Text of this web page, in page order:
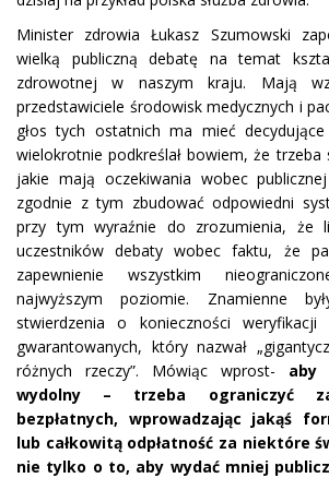
Minister zdrowia Łukasz Szumowski
wielką publiczną debatę na temat
zdrowotnej w naszym kraju. Mają
przedstawiciele środowisk medycznych i
głos tych ostatnich ma mieć
wielokrotnie podkreślał bowiem, że trzeba
jakie mają oczekiwania wobec
zgodnie z tym zbudować odpowiedni
przy tym wyraźnie do zrozumienia, że
uczestników debaty wobec faktu, że
zapewnienie wszystkim
najwyższym poziomie. Znamienne
stwierdzenia o konieczności weryfikacji
gwarantowanych, który nazwał
różnych rzeczy”. Mówiąc wprost- aby
wydolny – trzeba ograniczyć
bezpłatnych, wprowadzając jakąś
lub całkowitą odpłatność za niektóre
nie tylko o to, aby wydać mniej